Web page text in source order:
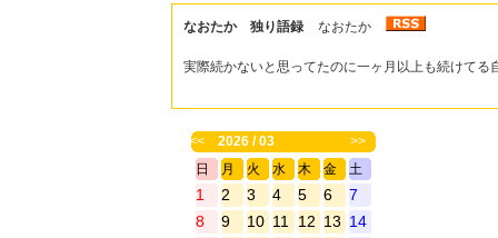
なおたか 独り語録 なおたか
実際続かないと思ってたのに一ヶ月以上も続けてる
<< 2026 / 03
>>
日
月 火 水 木 金 土
1 2 3 4 5 6
7
8
9 10 11 12 13 14